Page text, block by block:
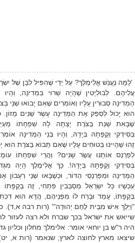
'לָמָּה נֶעֱנַשׁ אֱלִימֶלֶךְ? עַל יְדֵי שֶׁהִפִּיל לִבָּן שֶׁל
עֲלֵיהֶם. לְבוּלְיָטִין שֶׁהָיָה שָׁרוּי בִּמְדִינָה, וְהָיוּ
הַמְדִינָה סְבוּרִין עָלָיו וְאוֹמְרִים שֶׁאִם יָבוֹאוּ שְׁנֵי
הוּא יָכוֹל לְסַפֵּק אֶת הַמְּדִינָה עֶשֶׂר שָׁנִים מָזוֹן.
שֶׁבָּאת שְׁנַת בַּצֹּרֶת יָצְתָה לָהּ שִׁפְחָתוֹ
בְּסִידְקִי וְקֻפָּתָהּ בְּיָדָהּ, וְהָיוּ בְּנֵי הַמְּדִינָה
זֶהוּ שֶׁהָיִינוּ בְּטוּחִים עָלָיו שֶׁאִם תָּבוֹא בַּצֹּרֶת הוּא
לְפַרְנֵס אוֹתָנוּ עֶשֶׂר שָׁנִים? וַהֲרֵי שִׁפְחָתוֹ
בְּסִידְקִי וְקֻפָּתָהּ בְּיָדָהּ!. כָּךְ אֱלִימֶלֶךְ הָיָה
הַמְּדִינָה וּמִפַּרְנָסֵי הַדּוֹר, וּכְשֶׁבָּאוּ שְׁנֵי רְעָבוֹן
עַכְשָׁיו כָּל יִשְׂרָאֵל מְסַבְּבִין פִּתְחִי, זֶה בְּקֻפָּתוֹ
בְּקֻפָּתוֹ, עָמַד וּבָרַח לוֹ מִפְּנֵיהֶם, הֲדָא הוּא
"וַיֵּלֶךְ אִישׁ מִבֵּית לֶחֶם יְהוּדָה"' (רות רבה א,ד).
שייאש את ישראל בכך שברח ולא רצה לעזור
היה ר"ש בן יוחאי אומר: אלימלך מחלון וכליון
שיצאו מארץ לחוצה לארץ; שנאמר (רות א,